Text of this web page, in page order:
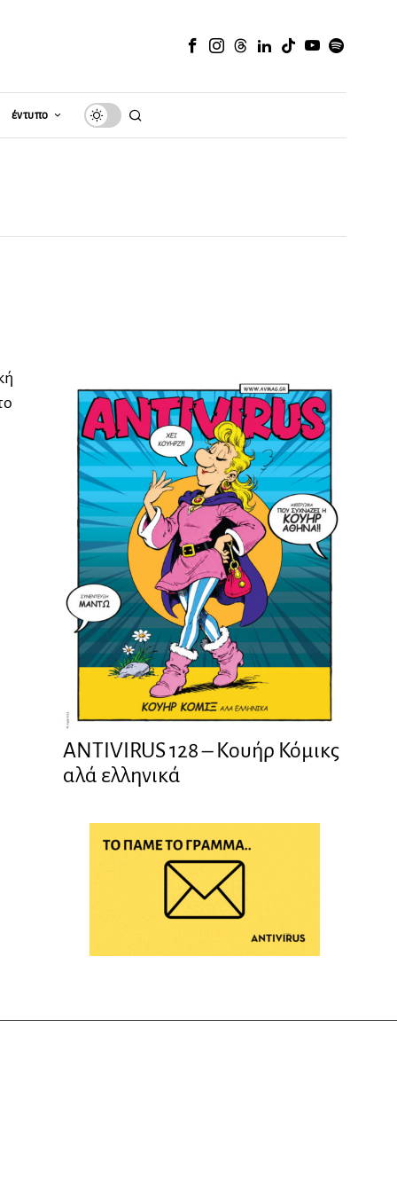
έντυπο
ANTIVIRUS 128 – Kουήρ Κόμικς
αλά ελληνικά